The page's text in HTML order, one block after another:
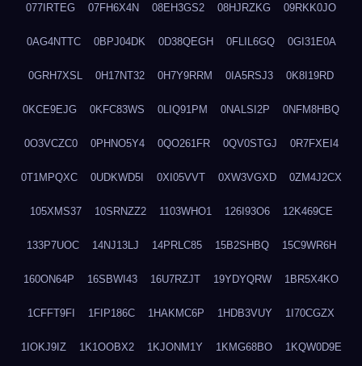
077IRTEG 07FH6X4N 08EH3GS2 08HJRZKG 09RKK0JO
0AG4NTTC 0BPJ04DK 0D38QEGH 0FLIL6GQ 0GI31E0A
0GRH7XSL 0H17NT32 0H7Y9RRM 0IA5RSJ3 0K8I19RD
0KCE9EJG 0KFC83WS 0LIQ91PM 0NALSI2P 0NFM8HBQ
0O3VCZC0 0PHNO5Y4 0QO261FR 0QV0STGJ 0R7FXEI4
0T1MPQXC 0UDKWD5I 0XI05VVT 0XW3VGXD 0ZM4J2CX
105XMS37 10SRNZZ2 1103WHO1 126I93O6 12K469CE
133P7UOC 14NJ13LJ 14PRLC85 15B2SHBQ 15C9WR6H
160ON64P 16SBWI43 16U7RZJT 19YDYQRW 1BR5X4KO
1CFFT9FI 1FIP186C 1HAKMC6P 1HDB3VUY 1I70CGZX
1IOKJ9IZ 1K1OOBX2 1KJONM1Y 1KMG68BO 1KQW0D9E